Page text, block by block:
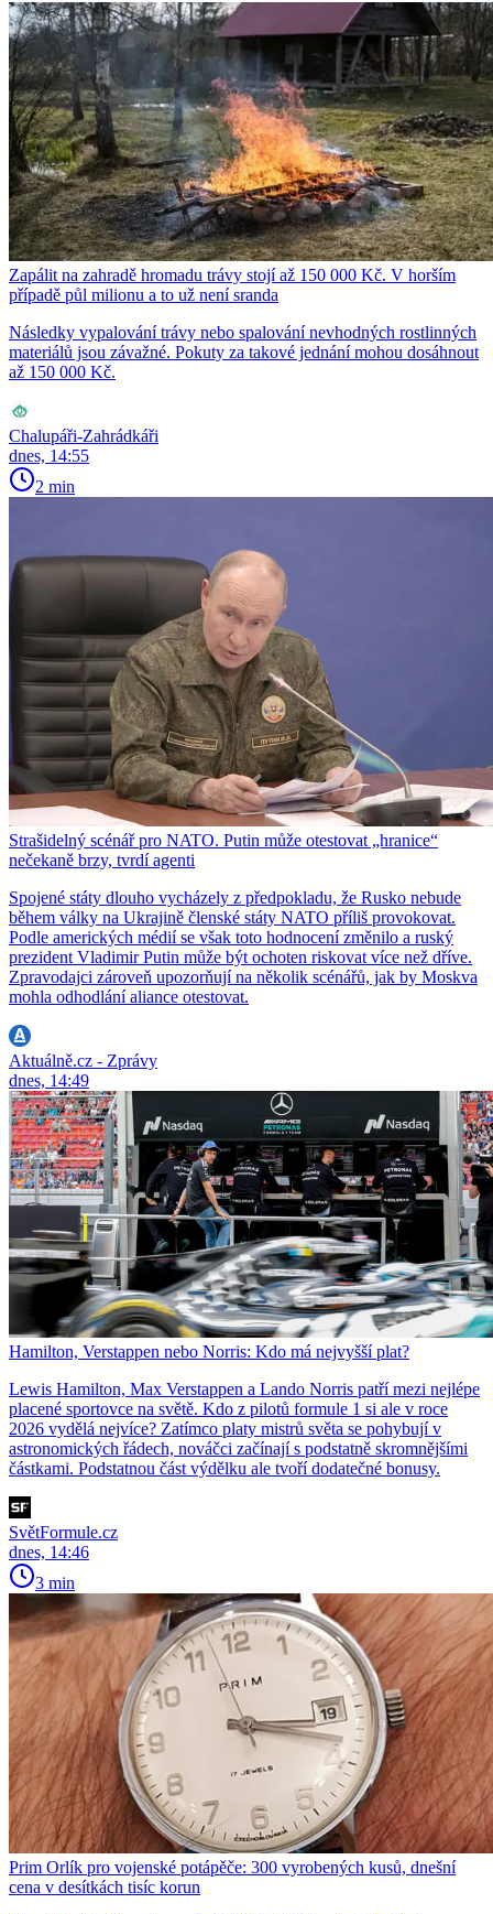
Zapálit na zahradě hromadu trávy stojí až 150 000 Kč. V horším
případě půl milionu a to už není sranda
Následky vypalování trávy nebo spalování nevhodných rostlinných
materiálů jsou závažné. Pokuty za takové jednání mohou dosáhnout
až 150 000 Kč.
Chalupáři-Zahrádkáři
dnes, 14:55
2 min
Strašidelný scénář pro NATO. Putin může otestovat „hranice“
nečekaně brzy, tvrdí agenti
Spojené státy dlouho vycházely z předpokladu, že Rusko nebude
během války na Ukrajině členské státy NATO příliš provokovat.
Podle amerických médií se však toto hodnocení změnilo a ruský
prezident Vladimir Putin může být ochoten riskovat více než dříve.
Zpravodajci zároveň upozorňují na několik scénářů, jak by Moskva
mohla odhodlání aliance otestovat.
Aktuálně.cz - Zprávy
dnes, 14:49
Hamilton, Verstappen nebo Norris: Kdo má nejvyšší plat?
Lewis Hamilton, Max Verstappen a Lando Norris patří mezi nejlépe
placené sportovce na světě. Kdo z pilotů formule 1 si ale v roce
2026 vydělá nejvíce? Zatímco platy mistrů světa se pohybují v
astronomických řádech, nováčci začínají s podstatně skromnějšími
částkami. Podstatnou část výdělku ale tvoří dodatečné bonusy.
SvětFormule.cz
dnes, 14:46
3 min
Prim Orlík pro vojenské potápěče: 300 vyrobených kusů, dnešní
cena v desítkách tisíc korun